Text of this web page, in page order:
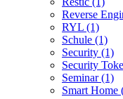
Reverse
RYL (1)
Schule (1)
Security (1)
Security
Seminar (1)
Smart Home